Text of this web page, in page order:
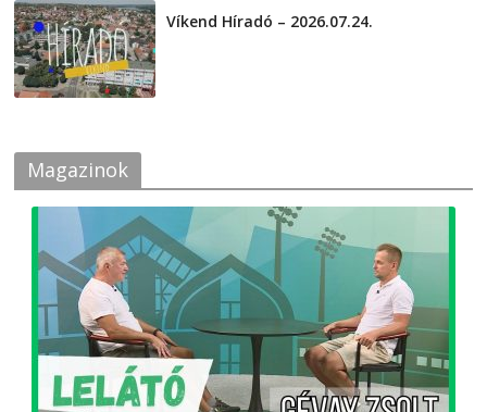
Víkend Híradó – 2026.07.24.
Magazinok